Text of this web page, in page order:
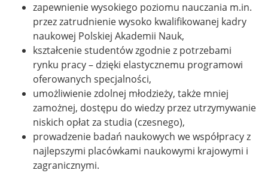
zapewnienie wysokiego poziomu nauczania m.in.
przez zatrudnienie wysoko kwalifikowanej kadry
naukowej Polskiej Akademii Nauk,
kształcenie studentów zgodnie z potrzebami
rynku pracy – dzięki elastycznemu programowi
oferowanych specjalności,
umożliwienie zdolnej młodzieży, także mniej
zamożnej, dostępu do wiedzy przez utrzymywanie
niskich opłat za studia (czesnego),
prowadzenie badań naukowych we współpracy z
najlepszymi placówkami naukowymi krajowymi i
zagranicznymi.